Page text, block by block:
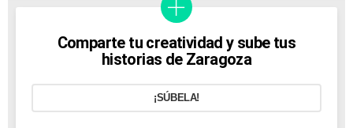
Comparte tu creatividad y sube tus
historias de Zaragoza
¡SÚBELA!